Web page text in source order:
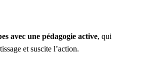
avec une pédagogie active, qui
et suscite l’action.